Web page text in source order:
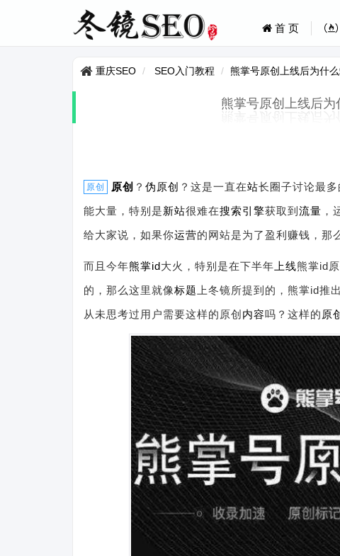
首 页
重庆SEO SEO入门教程 熊掌号原创上线后为什
熊掌号原创上线后
原创 原创 ？ 伪原创 ？这是一直在站长圈子讨论最
能大量，特别是新站很难在搜索引擎获取到 流量 ，
给大家说，如果你运营的网站是为了盈利赚钱，那
而且今年熊掌id大火，特别是在下半年 上线熊掌id
的，那么这里就像标题 上冬镜所提到的，熊掌id推
从未思考过用户需要这样的原创 内容吗？这样的 原